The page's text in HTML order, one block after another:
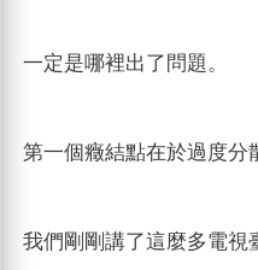
一定是哪裡出了問題。
第一個癥結點在於過度分
我們剛剛講了這麼多電視